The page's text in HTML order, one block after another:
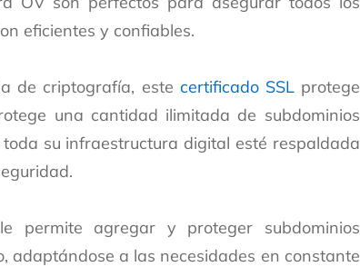
eficientes y confiables.
de criptografía, este certificado SSLprotege
una cantidad ilimitada de subdominios
su infraestructura digital esté respaldada
permite agregar y proteger subdominios
adaptándose a las necesidades en constante